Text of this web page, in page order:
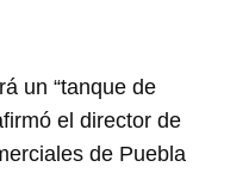
un “tanque de
el director de
de Puebla